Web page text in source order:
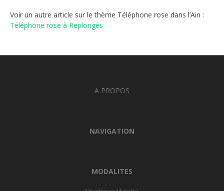
Voir un autre article sur le thème Téléphone rose dans l’Ain :
Téléphone rose à Replonges
A PROPOS
NAVIGATION
MODALITES